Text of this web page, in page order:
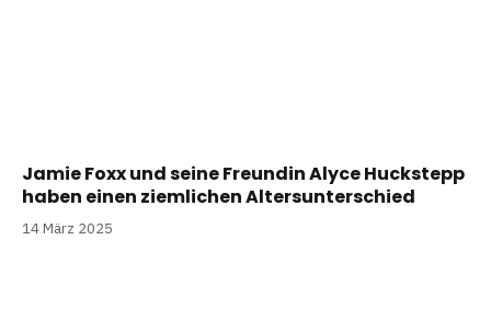
Jamie Foxx und seine Freundin Alyce Huckstepp
haben einen ziemlichen Altersunterschied
14 März 2025